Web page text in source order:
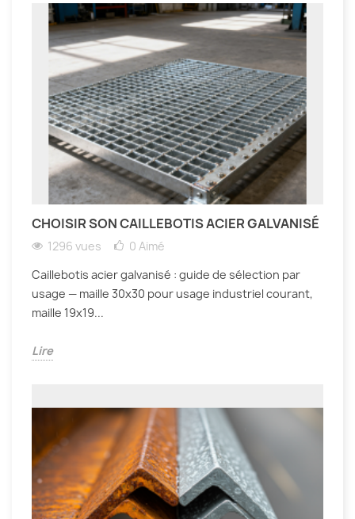
CHOISIR SON CAILLEBOTIS ACIER GALVANISÉ
1296 vues 0 Aimé
Caillebotis acier galvanisé : guide de sélection par
usage — maille 30x30 pour usage industriel courant,
maille 19x19...
Lire